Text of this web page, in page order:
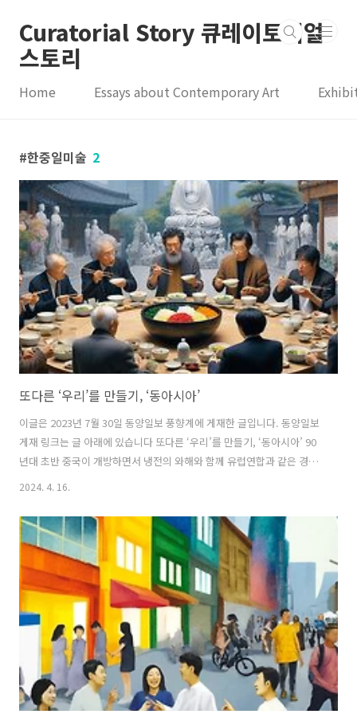
Curatorial Story 큐레이토리얼
스토리
Home Essays about Contemporary Art
한중일미술 2
또다른 ‘우리’를 만들기, ‘동아시아’
이글은 2023년 7월 30일 동양일보 풍향계에 게재한 글입니다. 동양일보
게재 링크는 글 아래에 있습니다 또다른 ‘우리’를 만들기, ‘동아시아’ 90
년대 초반 중국이 개방하면서 냉전의 와해와 함께 유럽연합과 같은 경제
블록의 가능성 등을 이야기하는 ‘동아시아’ 담론이 활발히 논의 되었다.
꿔가며 교류를 약속했고 ‘동아시아문화도시’라는 타이틀로 지금까지 진
행하고 있다. 지난 3월 나는 전주문화재단으로부터 ‘동아시아문화도시’
한중일 교류전시 기획을 제안 받고 7월 14일 전시를 오픈했다. 전시의 미
션은 한국 전주, 중국 청두와 메이저우시, 일본의 시즈오카현 작가들을
섭외하여 전시를 여는 것이었다. 나는 중국 작가들을 섭외하고 담당하는
..
2024. 4. 16.